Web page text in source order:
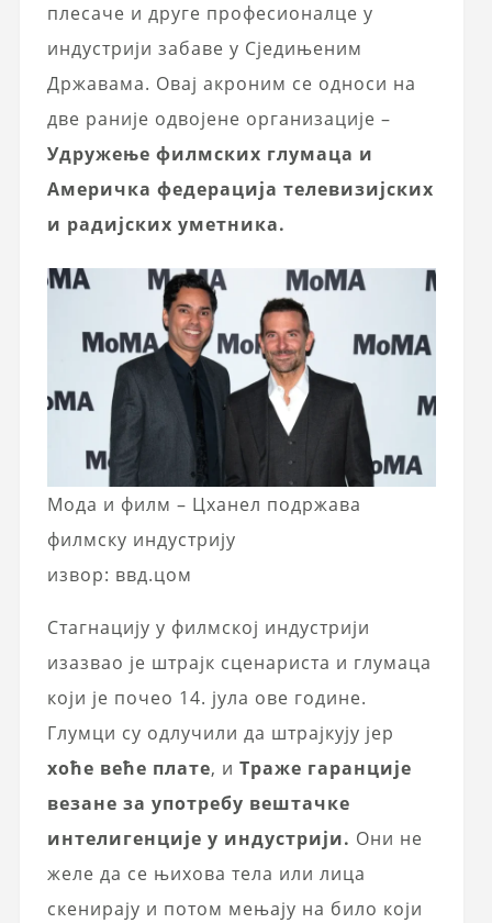
плесаче и друге професионалце у
индустрији забаве у Сједињеним
Државама. Овај акроним се односи на
две раније одвојене организације –
Удружење филмских глумаца и
Америчка федерација телевизијских
и радијских уметника.
Мода и филм – Цханел подржава
филмску индустрију
извор: ввд.цом
Стагнацију у филмској индустрији
изазвао је штрајк сценариста и глумаца
који је почео 14. јула ове године.
Глумци су одлучили да штрајкују јер
хоће веће плате, и Траже гаранције
везане за употребу вештачке
интелигенције у индустрији. Они не
желе да се њихова тела или лица
скенирају и потом мењају на било који